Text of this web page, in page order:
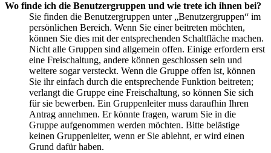
Wo finde ich die Benutzergruppen und wie trete ich ihnen bei?
Sie finden die Benutzergruppen unter „Benutzergruppen“ im
persönlichen Bereich. Wenn Sie einer beitreten möchten,
können Sie dies mit der entsprechenden Schaltfläche machen.
Nicht alle Gruppen sind allgemein offen. Einige erfordern erst
eine Freischaltung, andere können geschlossen sein und
weitere sogar versteckt. Wenn die Gruppe offen ist, können
Sie ihr einfach durch die entsprechende Funktion beitreten;
verlangt die Gruppe eine Freischaltung, so können Sie sich
für sie bewerben. Ein Gruppenleiter muss daraufhin Ihren
Antrag annehmen. Er könnte fragen, warum Sie in die
Gruppe aufgenommen werden möchten. Bitte belästige
keinen Gruppenleiter, wenn er Sie ablehnt, er wird einen
Grund dafür haben.